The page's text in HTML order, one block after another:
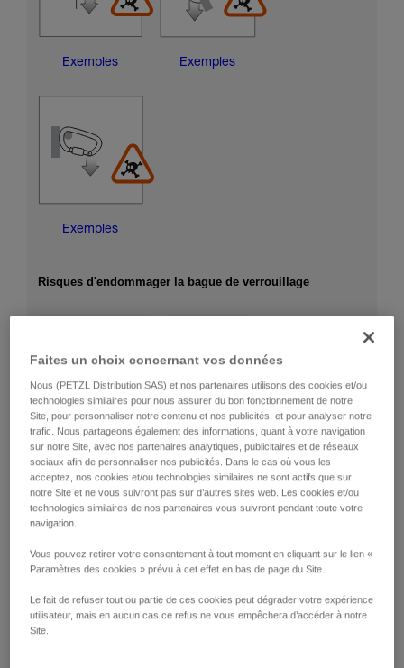
Exemples Exemples
Exemples
Risques d'endommager la bague de verrouillage
Exemples Exemples
terrain
Faites un choix concernant vos données
Nous (PETZL Distribution SAS) et nos partenaires utilisons des cookies et/ou
technologies similaires pour nous assurer du bon fonctionnement de notre
Site, pour personnaliser notre contenu et nos publicités, et pour analyser notre
trafic. Nous partageons également des informations, quant à votre navigation
sur notre Site, avec nos partenaires analytiques, publicitaires et de réseaux
sociaux afin de personnaliser nos publicités. Dans le cas où vous les
acceptez, nos cookies et/ou technologies similaires ne sont actifs que sur
notre Site et ne vous suivront pas sur d’autres sites web. Les cookies et/ou
technologies similaires de nos partenaires vous suivront pendant toute votre
navigation.
Vous pouvez retirer votre consentement à tout moment en cliquant sur le lien «
Paramètres des cookies » prévu à cet effet en bas de page du Site.
Le fait de refuser tout ou partie de ces cookies peut dégrader votre expérience
utilisateur, mais en aucun cas ce refus ne vous empêchera d’accéder à notre
Site.